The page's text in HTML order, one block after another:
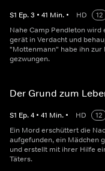
S1 Ep.3 • 41 Min. • HD
12
Nahe Camp Pendleton wird
gerät in Verdacht und
"Mottenmann" habe ihn zur
gezwungen.
Der Grund zum
S1 Ep.4 • 41 Min. • HD
12
Ein Mord erschüttert die
aufgefunden, ein Mädchen
und erstellt mit ihrer Hilfe
Täters.